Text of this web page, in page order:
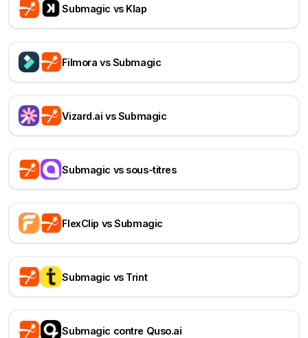
Submagic vs Klap
Filmora vs Submagic
Vizard.ai vs Submagic
Submagic vs sous-titres
FlexClip vs Submagic
Submagic vs Trint
Submagic contre Quso.ai